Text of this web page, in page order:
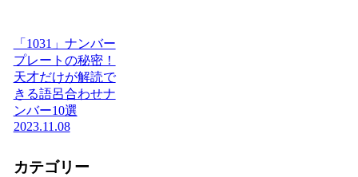
「1031」ナンバー
プレートの秘密！
天才だけが解読で
きる語呂合わせナ
ンバー10選
2023.11.08
カテゴリー